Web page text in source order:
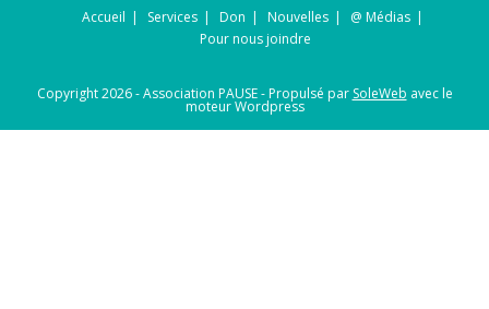
Accueil Services Don Nouvelles
@ Médias
Pour nous joindre
Copyright 2026 - Association PAUSE - Propulsé par SoleWeb avec le
moteur Wordpress